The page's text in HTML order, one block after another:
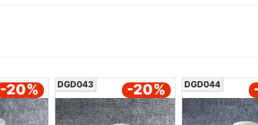
-20% DGD043 -20% DGD044